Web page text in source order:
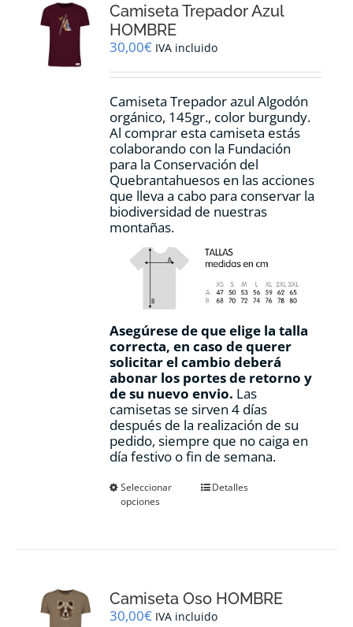
se
elegir
en
la
de
producto
Camiseta Trepador Azul
HOMBRE
30,00€ IVA incluido
Camiseta Trepador azul Algodón
orgánico, 145gr., color burgundy.
Al comprar esta camiseta estás
colaborando con la Fundación
para la Conservación del
Quebrantahuesos en las acciones
que lleva a cabo para conservar la
biodiversidad de nuestras
montañas.
Asegúrese de que elige la talla
correcta, en caso de querer
solicitar el cambio deberá
abonar los portes de retorno y
de su nuevo envio. Las
camisetas se sirven 4 días
después de la realización de su
pedido, siempre que no caiga en
día festivo o fin de semana.
Seleccionar
opciones
Este
se
pueden
Detalles
Camiseta Oso HOMBRE
30,00€ IVA incluido